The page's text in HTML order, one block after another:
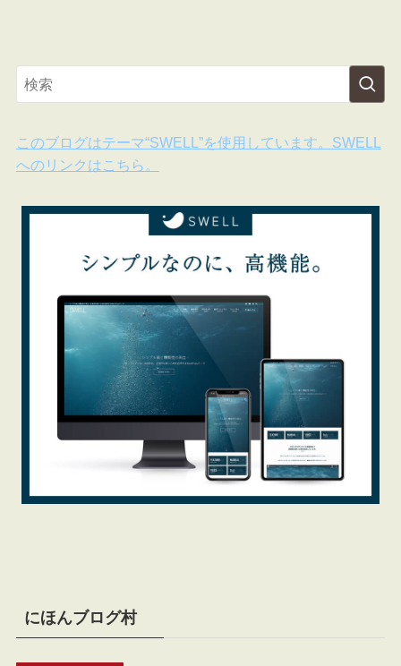
このブログはテーマ“SWELL”を使用しています。SWELL
へのリンクはこちら。
にほんブログ村